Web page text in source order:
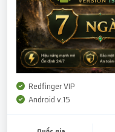
Redfinger VIP
Android v.15